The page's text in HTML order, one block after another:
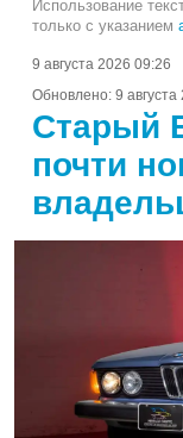
Использование
только с указанием
9 августа 2026 09:26
Обновлено: 9
Старый
почти